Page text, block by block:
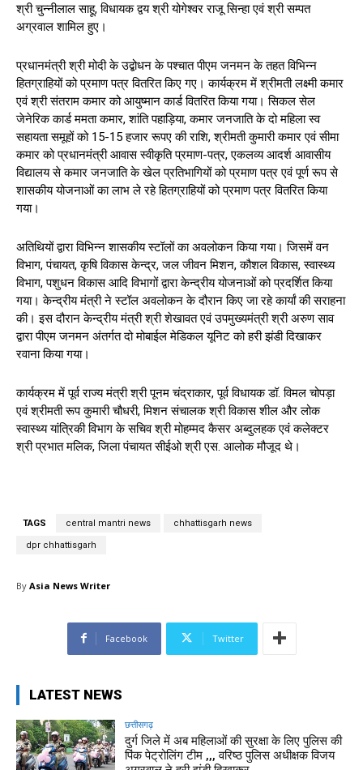
श्री चुन्नीलाल साहू, विधायक द्वय श्री योगेश्वर राजू सिन्हा एवं श्री सम्पत
अग्रवाल शामिल हुए।
प्रधानमंत्री श्री मोदी के उद्बोधन के पश्चात पीएम जनमन के तहत विभिन्न
हितग्राहियों को प्रमाण पत्र वितरित किए गए। कार्यक्रम में श्रीमती लक्ष्मी कमार
एवं श्री संतराम कमार को आयुष्मान कार्ड वितरित किया गया। सिकल सेल
जेनेरिक कार्ड ममता कमार, शांति पहाड़िया, कमार जनजाति के दो महिला स्व
सहायता समूहों को 15-15 हजार रूपए की राशि, श्रीमती कुमारी कमार एवं सीमा
कमार को प्रधानमंत्री आवास स्वीकृति प्रमाण-पत्र, एकलव्य आदर्श आवासीय
विद्यालय से कमार जनजाति के खेल प्रतिभागियों को प्रमाण पत्र एवं पूर्ण रूप से
शासकीय योजनाओं का लाभ ले रहे हितग्राहियों को प्रमाण पत्र वितरित किया
गया।
अतिथियों द्वारा विभिन्न शासकीय स्टॉलों का अवलोकन किया गया। जिसमें वन
विभाग, पंचायत, कृषि विकास केन्द्र, जल जीवन मिशन, कौशल विकास, स्वास्थ्य
विभाग, पशुधन विकास आदि विभागों द्वारा केन्द्रीय योजनाओं को प्रदर्शित किया
गया। केन्द्रीय मंत्री ने स्टॉल अवलोकन के दौरान किए जा रहे कार्यां की सराहना
की। इस दौरान केन्द्रीय मंत्री श्री शेखावत एवं उपमुख्यमंत्री श्री अरुण साव
द्वारा पीएम जनमन अंतर्गत दो मोबाईल मेडिकल यूनिट को हरी झंडी दिखाकर
रवाना किया गया।
कार्यक्रम में पूर्व राज्य मंत्री श्री पूनम चंद्राकार, पूर्व विधायक डॉ. विमल चोपड़ा
एवं श्रीमती रूप कुमारी चौधरी, मिशन संचालक श्री विकास शील और लोक
स्वास्थ्य यांत्रिकी विभाग के सचिव श्री मोहम्मद कैसर अब्दुलहक एवं कलेक्टर
श्री प्रभात मलिक, जिला पंचायत सीईओ श्री एस. आलोक मौजूद थे।
TAGS central mantri news chhattisgarh news
dpr chhattisgarh
By Asia News Writer
Facebook Twitter
LATEST NEWS
छत्तीसगढ़
दुर्ग जिले में अब महिलाओं की सुरक्षा के लिए पुलिस की
पिंक पेट्रोलिंग टीम ,,, वरिष्ठ पुलिस अधीक्षक विजय